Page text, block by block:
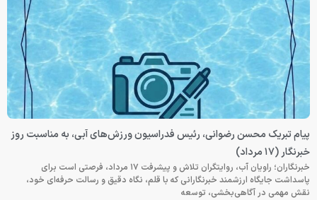
پیام تبریک محسن رضوانی، رئیس فدراسیون ورزش‌های آبی، به مناسبت روز
خبرنگار (۱۷ مرداد)
خبرنگاران؛ راویان آب، روایتگران تلاش و پیشرفت ۱۷ مرداد، فرصتی است برای
پاسداشت جایگاه ارزشمند خبرنگارانی که با قلم، نگاه دقیق و رسالت حرفه‌ای خود،
نقش مهمی در آگاهی‌بخشی، توسعه